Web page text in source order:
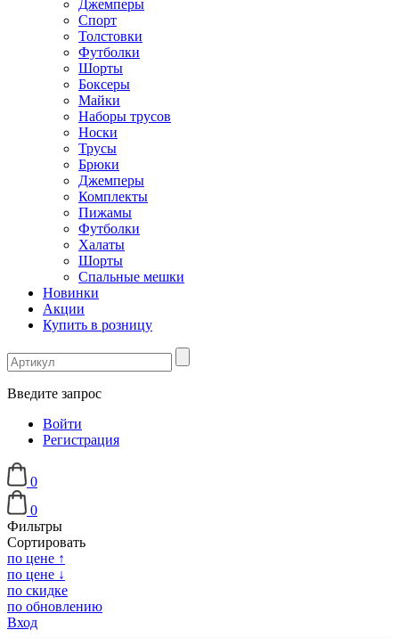
Джемперы
Спорт
Толстовки
Футболки
Шорты
Боксеры
Майки
Наборы трусов
Носки
Трусы
Брюки
Джемперы
Комплекты
Пижамы
Футболки
Халаты
Шорты
Спальные мешки
Новинки
Акции
Купить в розницу
Введите запрос
Войти
Регистрация
0
0
Фильтры
Сортировать
по цене ↑
по цене ↓
по скидке
по обновлению
Вход